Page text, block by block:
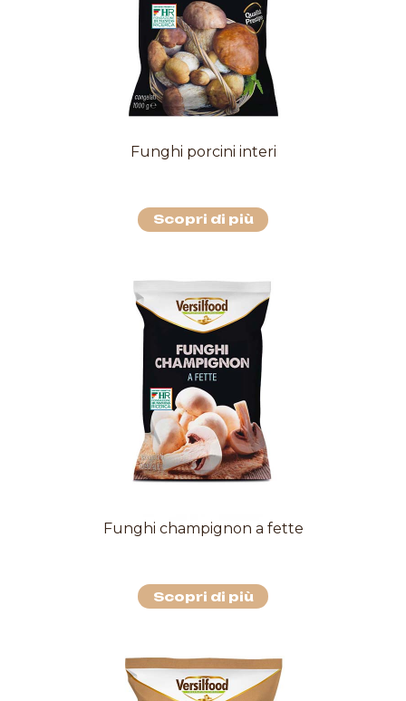
Funghi porcini interi
Scopri di più
Funghi champignon a fette
Scopri di più